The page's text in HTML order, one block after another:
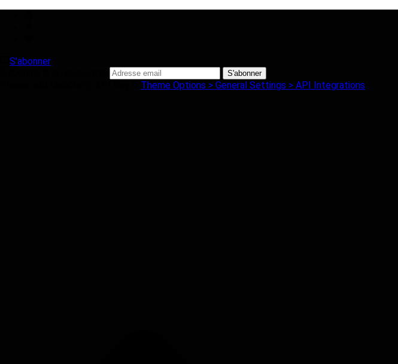
S'abonner
Theme Options > General Settings > API Integrations